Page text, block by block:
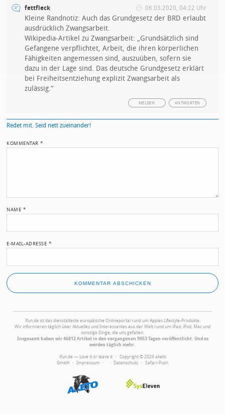
fettfleck 06.03.2020, 04:22 Uhr
Kleine Randnotiz: Auch das Grundgesetz der BRD erlaubt
ausdrücklich Zwangsarbeit.
Wikipedia-Artikel zu Zwangsarbeit: „Grundsätzlich sind
Gefangene verpflichtet, Arbeit, die ihren körperlichen
Fähigkeiten angemessen sind, auszuüben, sofern sie
dazu in der Lage sind. Das deutsche Grundgesetz erklärt
bei Freiheitsentziehung explizit Zwangsarbeit als
zulässig.“
ANTWORTEN
MELDEN
Redet mit. Seid nett zueinander!
KOMMENTAR*
NAME *
E-MAIL-ADRESSE *
ifun.de ist das dienstälteste europäische Onlineportal rund um Apples Lifestyle-Produkte.
Wir informieren täglich über Aktuelles und Interessantes aus der Welt rund um iPad, iPod, Mac und
sonstige Dinge, die uns gefallen.
Insgesamt haben wir 46812 Artikel in den vergangenen 9053 Tagen veröffentlicht. Und es
werden täglich mehr.
ifun.de — Love it or leave it · Copyright © 2026 aketo
GmbH · Impressum · · Datenschutz · Safari-Push